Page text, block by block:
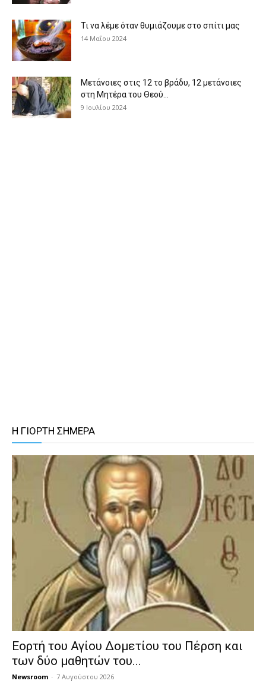
Τι να λέμε όταν θυμιάζουμε στο σπίτι μας
14 Μαΐου 2024
Μετάνοιες στις 12 το βράδυ, 12 μετάνοιες
στη Μητέρα του Θεού...
9 Ιουλίου 2024
Η ΓΙΟΡΤΗ ΣΗΜΕΡΑ
Εορτή του Αγίου Δομετίου του Πέρση και
των δύο μαθητών του...
Newsroom - 7 Αυγούστου 2026